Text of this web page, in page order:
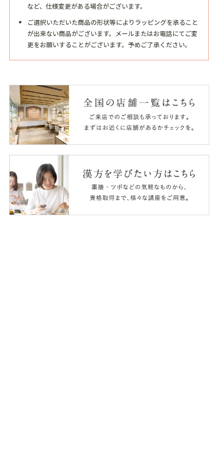
など、仕様変更がある場合がございます。
ご選択いただいた商品の形状等によりラッピングを承ること
が出来ない商品がございます。メールまたはお電話にてご変
更をお願いすることがございます。予めご了承ください。